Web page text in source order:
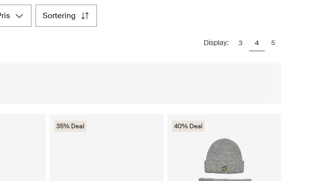
pris sortering
Display: 3 4 5
35% Deal 40% Deal